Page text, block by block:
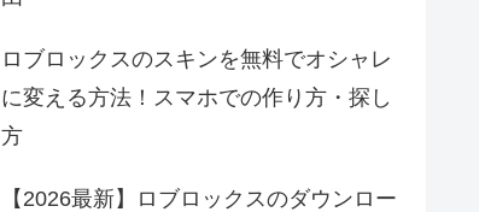
ロブロックスのスキンを無料でオシャレ
に変える方法！スマホでの作り方・探し
方
【2026最新】ロブロックスのダウンロー